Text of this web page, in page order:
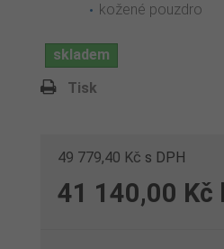
kožené pouzdro
skladem
Tisk
49 779,40 Kč s DPH
41 140,00 Kč